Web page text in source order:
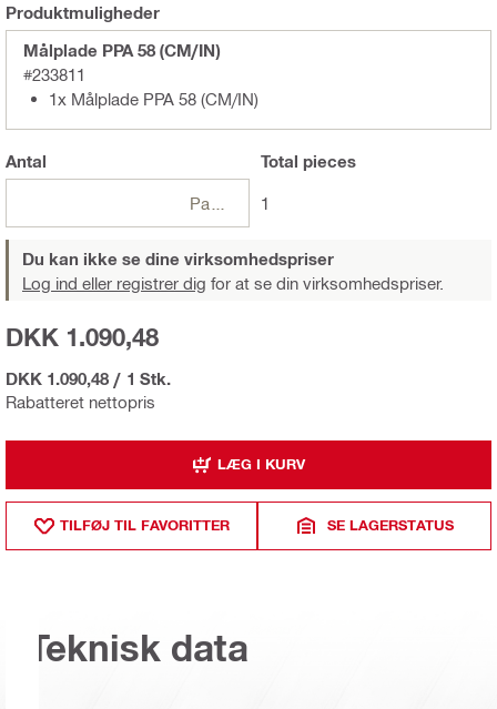
Produktmuligheder
Målplade PPA 58 (CM/IN)
#233811
1x Målplade PPA 58 (CM/IN)
Antal Total pieces
1
Du kan ikke se dine virksomhedspriser
Log ind eller registrer dig for at se din virksomhedspriser.
Rabatteret nettopris
DKK 1.090,48
DKK 1.090,48 / 1 Stk.
LÆG I KURV
TILFØJ TIL FAVORITTER SE LAGERSTATUS
Teknisk data